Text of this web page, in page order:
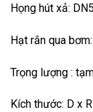
Họng hút xả:
Hạt rắn qua
Trọng lượng :
Kích thước: D x